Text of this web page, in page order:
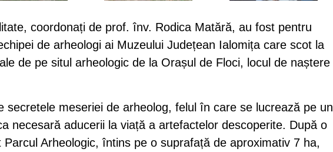
coordonați de prof. înv. Rodica Matără, au fost pentru
de arheologi ai Muzeului Județean Ialomița care scot la
de pe situl arheologic de la Orașul de Floci, locul de naștere
secretele meseriei de arheolog, felul în care se lucrează pe un
necesară aducerii la viață a artefactelor descoperite. După o
Arheologic, întins pe o suprafață de aproximativ 7 ha,